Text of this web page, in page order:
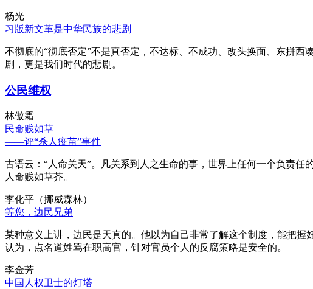
杨光
习版新文革是中华民族的悲剧
不彻底的“彻底否定”不是真否定，不达标、不成功、改头换面、东拼
剧，更是我们时代的悲剧。
公民维权
林傲霜
民命贱如草
——评“杀人疫苗”事件
古语云：“人命关天”。凡关系到人之生命的事，世界上任何一个负责任
人命贱如草芥。
李化平（挪威森林）
等您，边民兄弟
某种意义上讲，边民是天真的。他以为自己非常了解这个制度，能把
认为，点名道姓骂在职高官，针对官员个人的反腐策略是安全的。
李金芳
中国人权卫士的灯塔